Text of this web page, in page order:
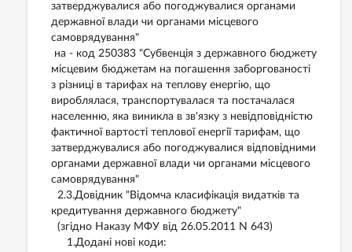
затверджувалися або погоджувалися органами
державної влади чи органами місцевого
самоврядування"
на - код 250383 "Субвенція з державного бюджету
місцевим бюджетам на погашення заборгованості
з різниці в тарифах на теплову енергію, що
вироблялася, транспортувалася та постачалася
населенню, яка виникла в зв'язку з невідповідністю
фактичної вартості теплової енергії тарифам, що
затверджувалися або погоджувалися відповідними
органами державної влади чи органами місцевого
самоврядування"
2.3.Довідник "Відомча класифікація видатків та
кредитування державного бюджету"
(згідно Наказу МФУ від 26.05.2011 N 643)
1.Додані нові коди: